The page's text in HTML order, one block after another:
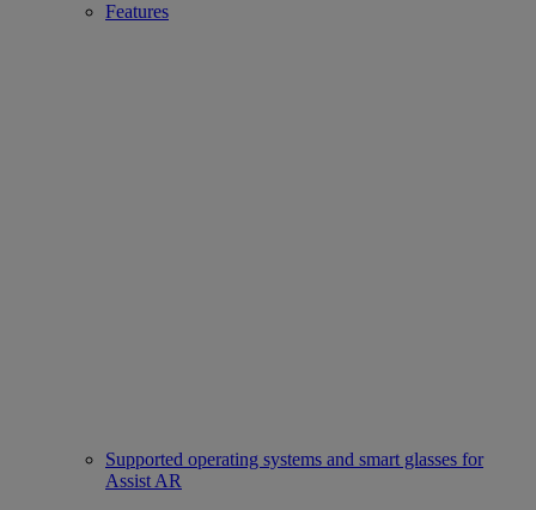
Features
Supported operating systems and smart glasses for
Assist AR